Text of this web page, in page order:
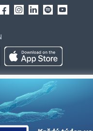
Ochrana osobních údajů
Prohlášení o cookies
Nastavení soukromí